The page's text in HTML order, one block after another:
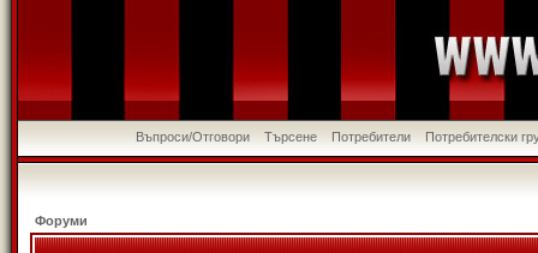
Въпроси/Отговори Търсене Потребители Потребителски
Форуми